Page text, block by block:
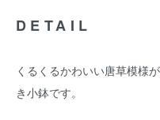
DETAIL
くるくるかわいい唐草模様
き小鉢です。